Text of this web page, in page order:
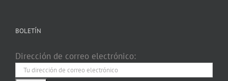
BOLETÍN
Dirección de correo electrónico: